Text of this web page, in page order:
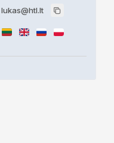
lukas@htl.lt